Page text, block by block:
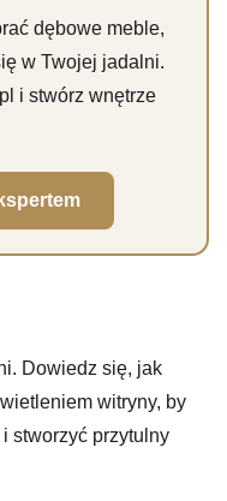
dębowe meble,
w Twojej jadalni.
i stwórz wnętrze
Dowiedz się, jak
witryny, by
stworzyć przytulny